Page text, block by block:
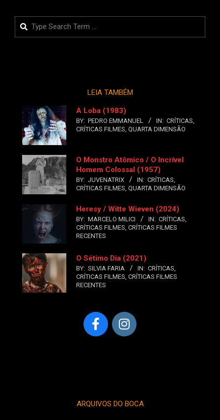
Search
LEIA TAMBÉM
A Loba (1983)
BY: PEDRO EMMANUEL IN: CRÍTICAS,
CRÍTICAS FILMES, QUARTA DIMENSÃO
O Monstro Atômico / O Incrível
Homem Colossal (1957)
BY: JUVENATRIX IN: CRÍTICAS,
CRÍTICAS FILMES, QUARTA DIMENSÃO
Heresy / Witte Wieven (2024)
BY: MARCELO MILICI IN: CRÍTICAS,
CRÍTICAS FILMES, CRÍTICAS FILMES
RECENTES
O Sétimo Dia (2021)
BY: SILVIA FARIA IN: CRÍTICAS,
CRÍTICAS FILMES, CRÍTICAS FILMES
RECENTES
ARQUIVOS DO BOCA